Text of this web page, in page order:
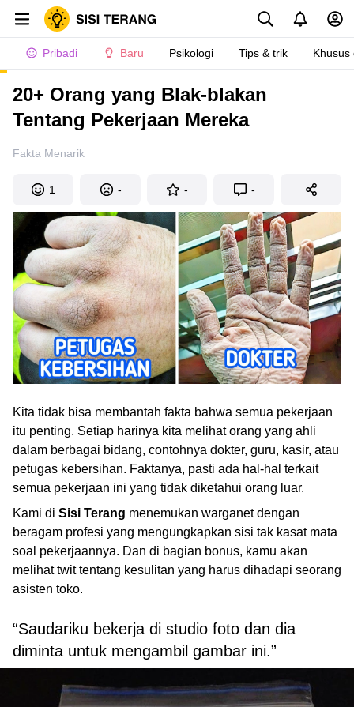
Pribadi Baru Psikologi Tips & trik Khusus
20+ Orang yang Blak-blakan
Tentang Pekerjaan Mereka
Fakta Menarik
1 - - -
Kita tidak bisa membantah fakta bahwa semua pekerjaan
itu penting. Setiap harinya kita melihat orang yang ahli
dalam berbagai bidang, contohnya dokter, guru, kasir, atau
petugas kebersihan. Faktanya, pasti ada hal-hal terkait
semua pekerjaan ini yang tidak diketahui orang luar.
Kami di Sisi Terang menemukan warganet dengan
beragam profesi yang mengungkapkan sisi tak kasat mata
soal pekerjaannya. Dan di bagian bonus, kamu akan
melihat twit tentang kesulitan yang harus dihadapi seorang
asisten toko.
“Saudariku bekerja di studio foto dan dia
diminta untuk mengambil gambar ini.”